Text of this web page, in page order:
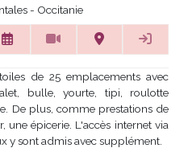
- Occitanie
de 25 emplacements avec
bulle, yourte, tipi, roulotte
De plus, comme prestations de
une épicerie. L'accès internet via
y sont admis avec supplément.